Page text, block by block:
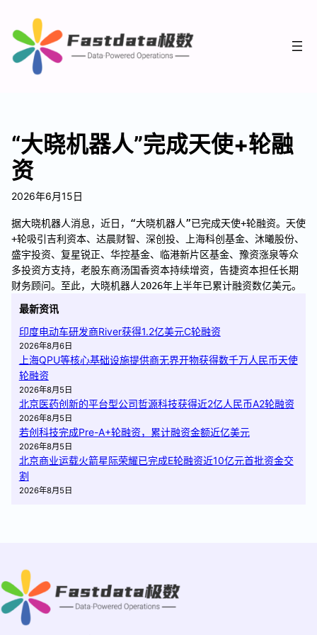
“大晓机器人”完成天使+轮融
资
2026年6月15日
据大晓机器人消息，近日，“大晓机器人”已完成天使+轮融资。天使
+轮吸引吉利资本、达晨财智、深创投、上海科创基金、沐曦股份、
盛宇投资、复星锐正、华控基金、临港新片区基金、豫资涨泉等众
多投资方支持，老股东商汤国香资本持续增资，告捷资本担任长期
财务顾问。至此，大晓机器人2026年上半年已累计融资数亿美元。
最新资讯
印度电动车研发商River获得1.2亿美元C轮融资
2026年8月6日
上海QPU等核心基础设施提供商无界开物获得数千万人民币天使
轮融资
2026年8月5日
北京医药创新的平台型公司哲源科技获得近2亿人民币A2轮融资
2026年8月5日
若创科技完成Pre-A+轮融资，累计融资金额近亿美元
2026年8月5日
北京商业运载火箭星际荣耀已完成E轮融资近10亿元首批资金交
割
2026年8月5日